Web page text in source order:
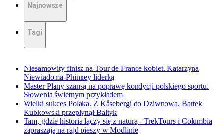
Najnowsze
Tagi
Niesamowity finisz na Tour de France kobiet. Katarzyna
Niewiadoma-Phinney liderką
Master Plany szansą na poprawę kondycji polskiego sportu.
Słowenia świetnym przykładem
Wielki sukces Polaka. Z Kåsebergi do Dziwnowa. Bartek
Kubkowski przepłynął Bałtyk
Tam, gdzie historia łączy się z naturą - TrekTours i Columbia
zapraszają na rajd pieszy w Modlinie